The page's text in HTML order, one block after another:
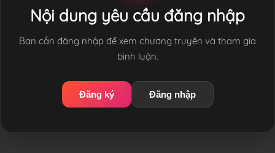
Nội dung yêu cầu đăng nhập
Bạn cần đăng nhập để xem chương truyện và tham gia
bình luận.
Đăng ký Đăng nhập